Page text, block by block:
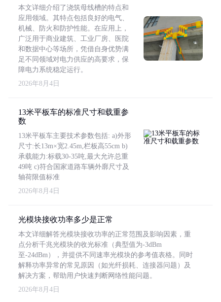
本文详细介绍了浇筑母线槽的特点和
应用领域。其特点包括良好的电气、
机械、防火和防护性能。在应用上，
广泛用于商业建筑、工业厂房、医院
和数据中心等场所，凭借自身优势满
足不同领域对电力供应的高要求，保
障电力系统稳定运行。
2026年8月4日
13米平板车的标准尺寸和载重参
数
13米平板车主要技术参数包括: a)外形
尺寸:长13m×宽2.45m,栏板高55cm b)
承载能力:标载30-35吨,最大允许总重
49吨 c)符合国家道路车辆外廓尺寸及
轴荷限值标准
2026年8月4日
光模块接收功率多少是正常
本文详细解答光模块接收功率的正常范围及影响因素，重
点分析千兆光模块的收光标准（典型值为-3dBm
至-24dBm），并提供不同速率光模块的参考值表格。同时
解释功率异常的常见原因（如光纤损耗、连接器问题）及
解决方案，帮助用户快速判断网络性能问题。
2026年8月4日